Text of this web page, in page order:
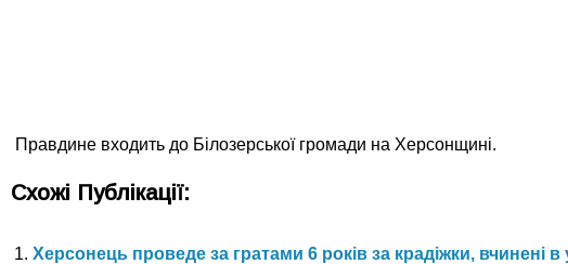
Правдине входить до Білозерської громади на Херсонщині.
Схожі Публікації:
Херсонець проведе за гратами 6 років за крадіжки, вчинені